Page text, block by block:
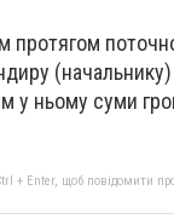
протягом
у ньому суми
+ Enter, щоб повідомити